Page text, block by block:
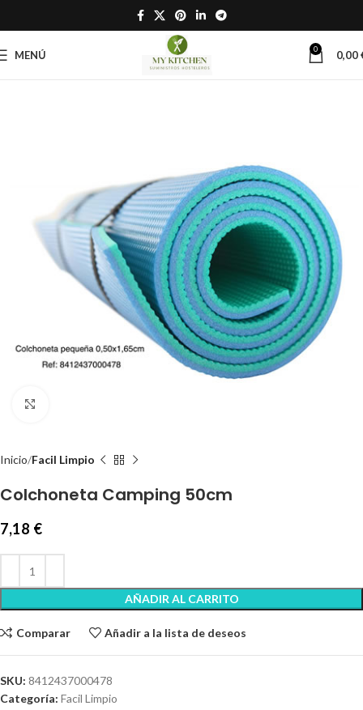
MENÚ 0 0,00
Inicio Facil Limpio
Colchoneta Camping 50cm
7,18 €
AÑADIR AL CARRITO
Comparar Añadir a la lista de deseos
SKU: 8412437000478
Categoría: Facil Limpio